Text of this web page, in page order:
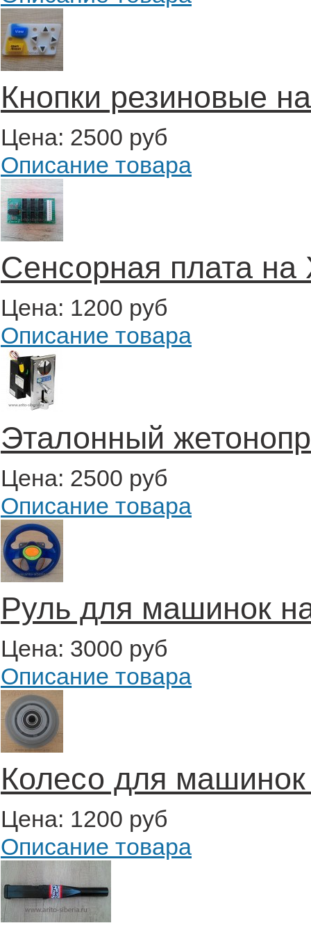
Кнопки резиновые
Цена: 2500 руб
Описание товара
Сенсорная плата на
Цена: 1200 руб
Описание товара
Эталонный
Цена: 2500 руб
Описание товара
Руль для машинок
Цена: 3000 руб
Описание товара
Колесо для машинок
Цена: 1200 руб
Описание товара